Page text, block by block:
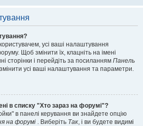
усі ваші налаштування
Щоб змінити їх, клацніть на імені
сторінки і перейдіть за посиланням Панель
усі ваші налаштування та параметри.
в списку "Хто зараз на форумі"?
в панелі керування ви знайдете опцію
на форумі . Виберіть Так, і ви будете видимі